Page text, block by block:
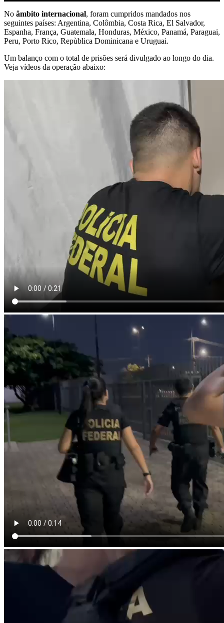
No âmbito internacional, foram cumpridos mandados nos
seguintes países: Argentina, Colômbia, Costa Rica, El Salvador,
Espanha, França, Guatemala, Honduras, México, Panamá, Paraguai,
Peru, Porto Rico, Repùblica Dominicana e Uruguai.
Um balanço com o total de prisões será divulgado ao longo do dia.
Veja vídeos da operação abaixo: